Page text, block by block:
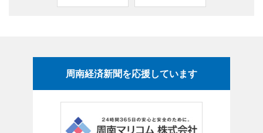
周南経済新聞を応援しています